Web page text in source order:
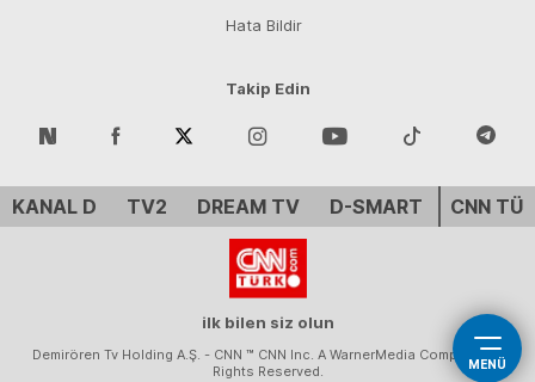
MENÜ
Hata Bildir
Takip Edin
KANAL D TV2 DREAM TV D-SMART CNN
ilk bilen siz olun
Demirören Tv Holding A.Ş. - CNN ™ CNN Inc. A WarnerMedia Company. All
Rights Reserved.